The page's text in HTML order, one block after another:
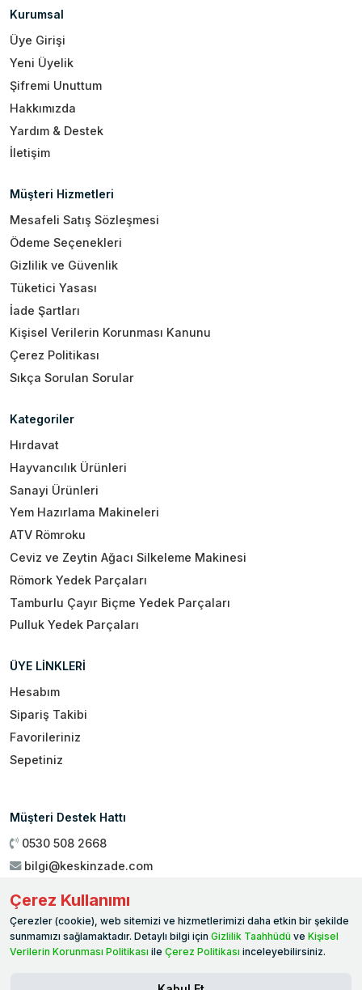
Kurumsal
Üye Girişi
Yeni Üyelik
Şifremi Unuttum
Hakkımızda
Yardım & Destek
İletişim
Müşteri Hizmetleri
Mesafeli Satış Sözleşmesi
Ödeme Seçenekleri
Gizlilik ve Güvenlik
Tüketici Yasası
İade Şartları
Kişisel Verilerin Korunması Kanunu
Çerez Politikası
Sıkça Sorulan Sorular
Kategoriler
Hırdavat
Hayvancılık Ürünleri
Sanayi Ürünleri
Yem Hazırlama Makineleri
ATV Römroku
Ceviz ve Zeytin Ağacı Silkeleme Makinesi
Römork Yedek Parçaları
Tamburlu Çayır Biçme Yedek Parçaları
Pulluk Yedek Parçaları
ÜYE LİNKLERİ
Hesabım
Sipariş Takibi
Favorileriniz
Sepetiniz
Müşteri Destek Hattı
0530 508 2668
bilgi@keskinzade.com
Genel Merkez: Yükseliş Mah. 1461. Sokak No:2/1 19 Mayıs
Ballıca / SAMSUN
Çerez Kullanımı
Çerezler (cookie), web sitemizi ve hizmetlerimizi daha etkin bir şekilde
sunmamızı sağlamaktadır. Detaylı bilgi için Gizlilik Taahhüdü ve Kişisel
Verilerin Korunması Politikası ile Çerez Politikası inceleyebilirsiniz.